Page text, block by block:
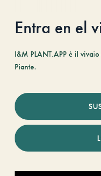
Entra en el
I&M PLANT.APP è il
Piante.